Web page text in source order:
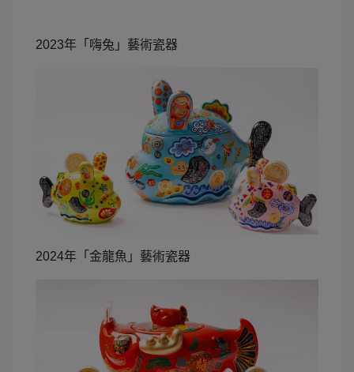
2023年「嗨兔」藝術瓷器
2024年「金龍魚」藝術瓷器